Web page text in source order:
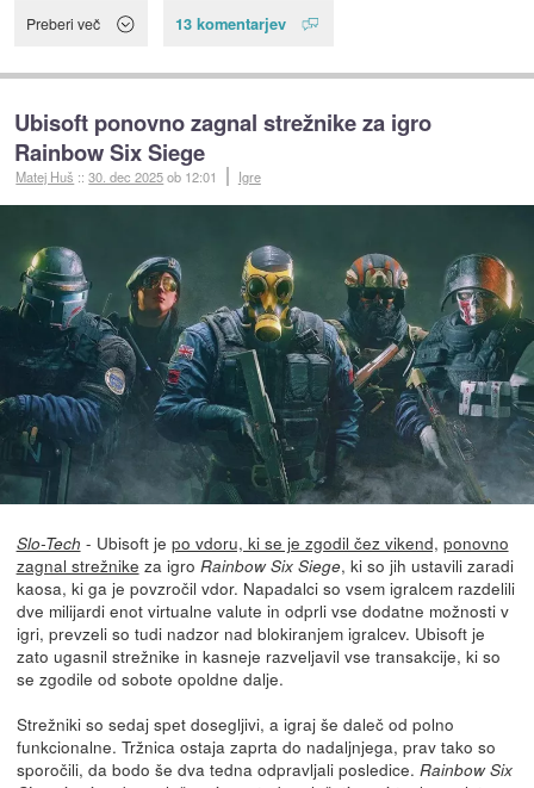
Preberi več 13 komentarjev
Ubisoft ponovno zagnal strežnike za igro
Rainbow Six Siege
Matej Huš ::30. dec 2025ob 12:01 Igre
Slo-Tech - Ubisoft je po vdoru, ki se je zgodil čez vikend, ponovno
zagnal strežnike za igro Rainbow Six Siege, ki so jih ustavili zaradi
kaosa, ki ga je povzročil vdor. Napadalci so vsem igralcem razdelili
dve milijardi enot virtualne valute in odprli vse dodatne možnosti v
igri, prevzeli so tudi nadzor nad blokiranjem igralcev. Ubisoft je
zato ugasnil strežnike in kasneje razveljavil vse transakcije, ki so
se zgodile od sobote opoldne dalje.
Strežniki so sedaj spet dosegljivi, a igraj še daleč od polno
funkcionalne. Tržnica ostaja zaprta do nadaljnjega, prav tako so
sporočili, da bodo še dva tedna odpravljali posledice. Rainbow Six